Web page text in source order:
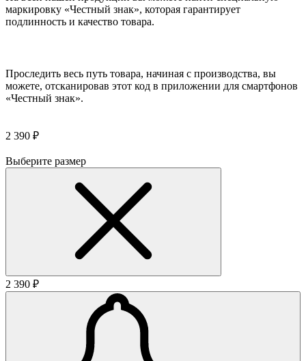
маркировку «Честный знак», которая гарантирует
подлинность и качество товара.
Проследить весь путь товара, начиная с производства, вы
можете, отсканировав этот код в приложении для смартфонов
«Честный знак».
2 390 ₽
Выберите размер
2 390 ₽